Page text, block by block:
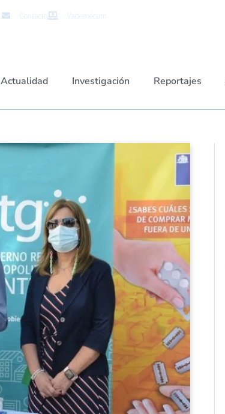
Contacto Vademécum
Actualidad Investigación Reportajes